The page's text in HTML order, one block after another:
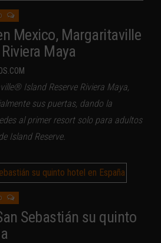
Mexico, Margaritaville
Maya
Island Reserve Riviera Maya,
sus puertas, dando la
al primer resort solo para adultos
Island Reserve.
Sebastián su quinto